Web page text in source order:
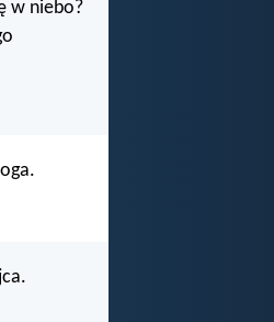
w niebo?